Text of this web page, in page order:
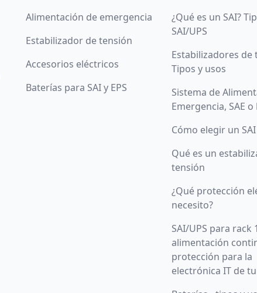
Alimentación de emergencia
Estabilizador de tensión
Accesorios eléctricos
Baterías para SAI y EPS
¿Qué es un SAI?
SAI/UPS
Estabilizadores de
Tipos y usos
Sistema de
Emergencia, SAE o
Cómo elegir un SAI
Qué es un
tensión
¿Qué protección
necesito?
SAI/UPS para rack
alimentación
protección para la
electrónica IT de